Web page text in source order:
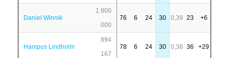
Daniel Winnik
1 800
000
76 6 24 30 0,39 23 +6
Hampus Lindholm
894
167
78 6 24 30 0,38 36 +29